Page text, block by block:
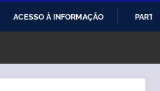
O
CONTEÚDO
ACESSO À INFORMAÇÃO